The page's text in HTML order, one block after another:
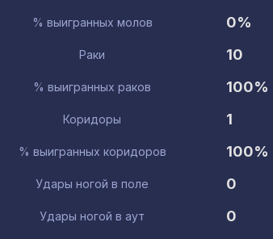
% выигранных молов
0%
Раки
10
% выигранных раков
100%
Коридоры
1
% выигранных коридоров
100%
Удары ногой в поле
0
Удары ногой в аут
0